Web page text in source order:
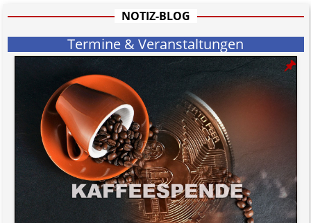
Bitte beachten Sie in dem Zusammenhang auch unsereAGB.
NOTIZ-BLOG
Termine & Veranstaltungen